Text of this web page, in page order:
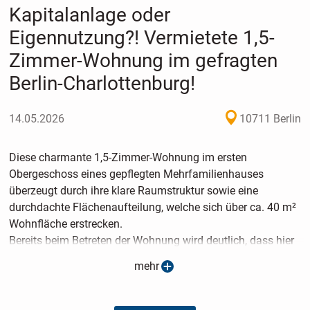
Kapitalanlage oder
Eigennutzung?! Vermietete 1,5-
Zimmer-Wohnung im gefragten
Berlin-Charlottenburg!
14.05.2026 10711 Berlin
Diese charmante 1,5-Zimmer-Wohnung im ersten
Obergeschoss eines gepflegten Mehrfamilienhauses
überzeugt durch ihre klare Raumstruktur sowie eine
durchdachte Flächenaufteilung, welche sich über ca. 40 m²
Wohnfläche erstrecken.
Bereits beim Betreten der Wohnung wird deutlich, dass hier
der architektonische Fokus bewusst auf das Wesentliche
gelegt wurde. Aufgrund dessen sind Flur, Küche, Duschbad
auf der anderen Seite einen großzügigen Wohnbereich im
mehr